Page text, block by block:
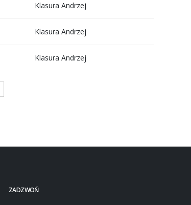
Klasura Andrzej
Klasura Andrzej
Klasura Andrzej
ZADZWOŃ